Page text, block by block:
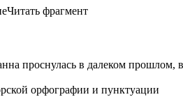
Читать фрагмент
проснулась в далеком прошлом,
орфографии и пунктуации